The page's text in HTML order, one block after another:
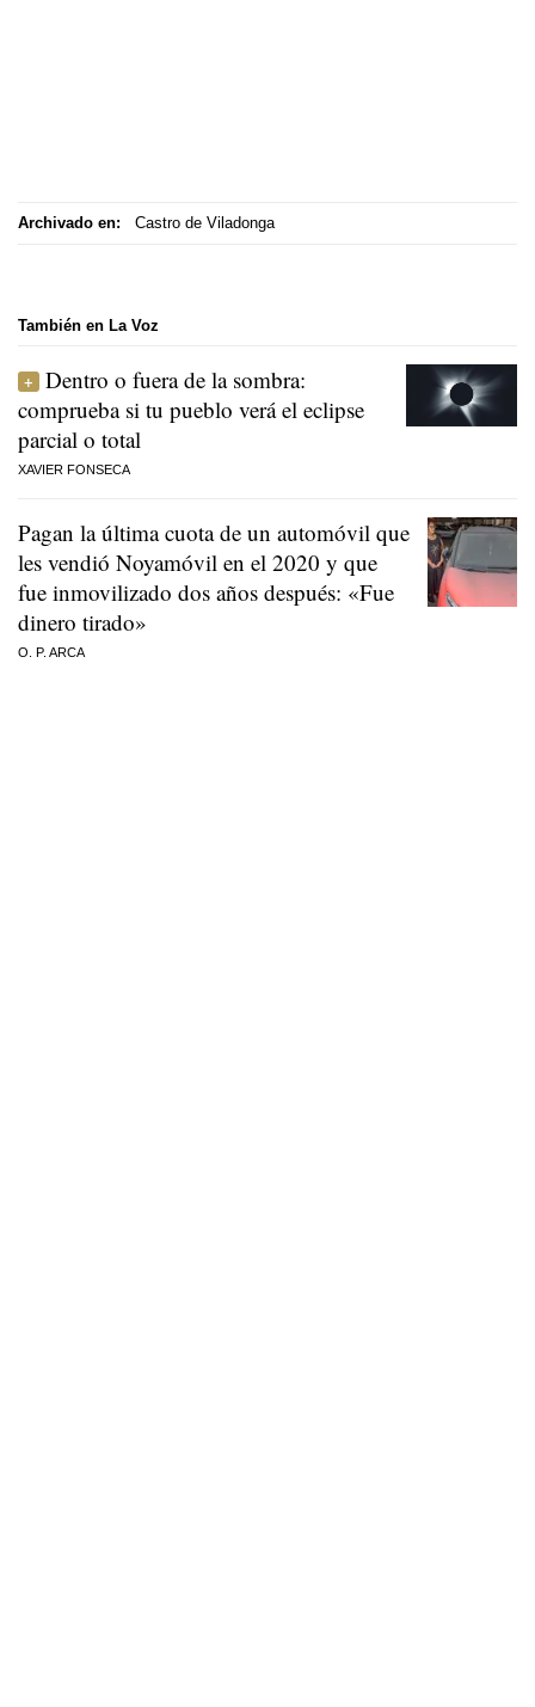
Archivado en: Castro de Viladonga
También en La Voz
Dentro o fuera de la sombra:
comprueba si tu pueblo verá el eclipse
parcial o total
XAVIER FONSECA
Pagan la última cuota de un automóvil que
les vendió Noyamóvil en el 2020 y que
fue inmovilizado dos años después: «Fue
dinero tirado»
O. P. ARCA